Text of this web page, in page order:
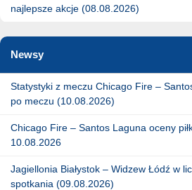
najlepsze akcje (08.08.2026)
Newsy
Statystyki z meczu Chicago Fire –
po meczu (10.08.2026)
Chicago Fire – Santos Laguna oceny
10.08.2026
Jagiellonia Białystok – Widzew Łódź w
spotkania (09.08.2026)